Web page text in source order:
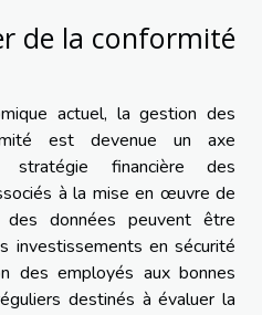
de la conformité
actuel, la gestion des
est devenue un axe
stratégie financière des
à la mise en œuvre de
données peuvent être
investissements en sécurité
des employés aux bonnes
destinés à évaluer la